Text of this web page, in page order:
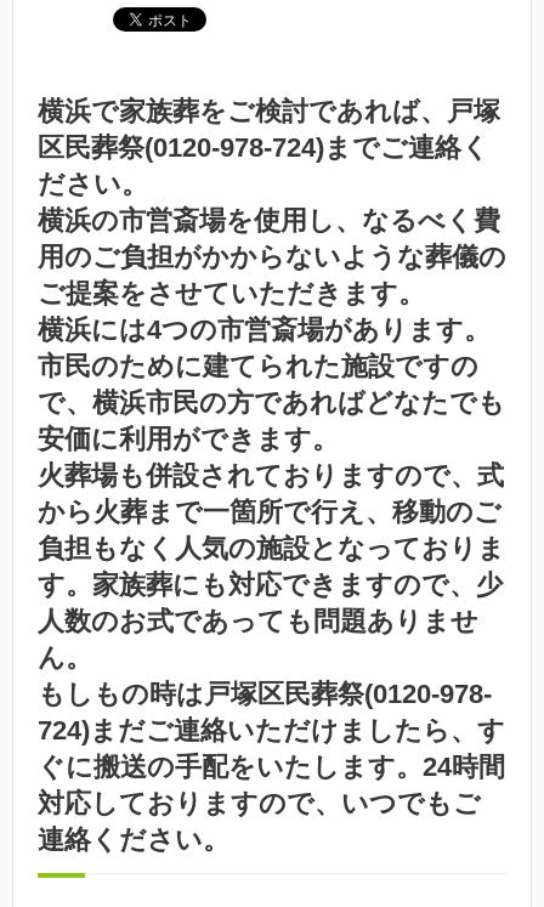
横浜で家族葬をご検討であれば、戸塚
区民葬祭(0120-978-724)までご連絡く
ださい。
横浜の市営斎場を使用し、なるべく費
用のご負担がかからないような葬儀の
ご提案をさせていただきます。
横浜には4つの市営斎場があります。
市民のために建てられた施設ですの
で、横浜市民の方であればどなたでも
安価に利用ができます。
火葬場も併設されておりますので、式
から火葬まで一箇所で行え、移動のご
負担もなく人気の施設となっておりま
す。家族葬にも対応できますので、少
人数のお式であっても問題ありませ
ん。
もしもの時は戸塚区民葬祭(0120-978-
724)まだご連絡いただけましたら、す
ぐに搬送の手配をいたします。24時間
対応しておりますので、いつでもご
連絡ください。